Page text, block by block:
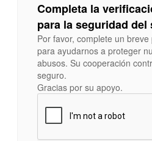
Completa la
para la seguridad del
Por favor, complete un
para ayudarnos a proteger
abusos. Su cooperación
seguro.
Gracias por su apoyo.